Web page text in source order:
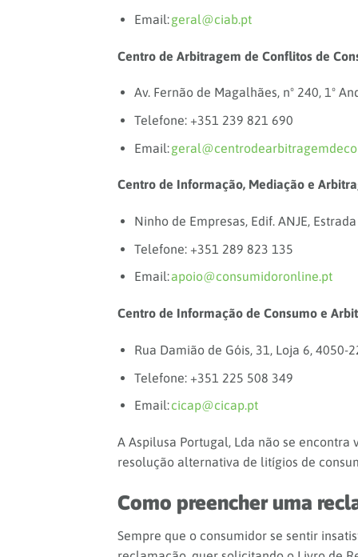
Email:geral@ciab.pt
Centro de Arbitragem de Conflitos de
Av. Fernão de Magalhães, nº 240, 1º
Telefone: +351 239 821 690
Email:
Centro de Informação, Mediação e
Ninho de Empresas, Edif. ANJE,
Telefone: +351 289 823 135
Email:apoio@consumidoronline.pt
Centro de Informação de Consumo e
Rua Damião de Góis, 31, Loja 6, 4050-
Telefone: +351 225 508 349
Email:cicap@cicap.pt
A Aspilusa Portugal, Lda não se
resolução alternativa de litígios de
Como preencher uma
Sempre que o consumidor se sentir